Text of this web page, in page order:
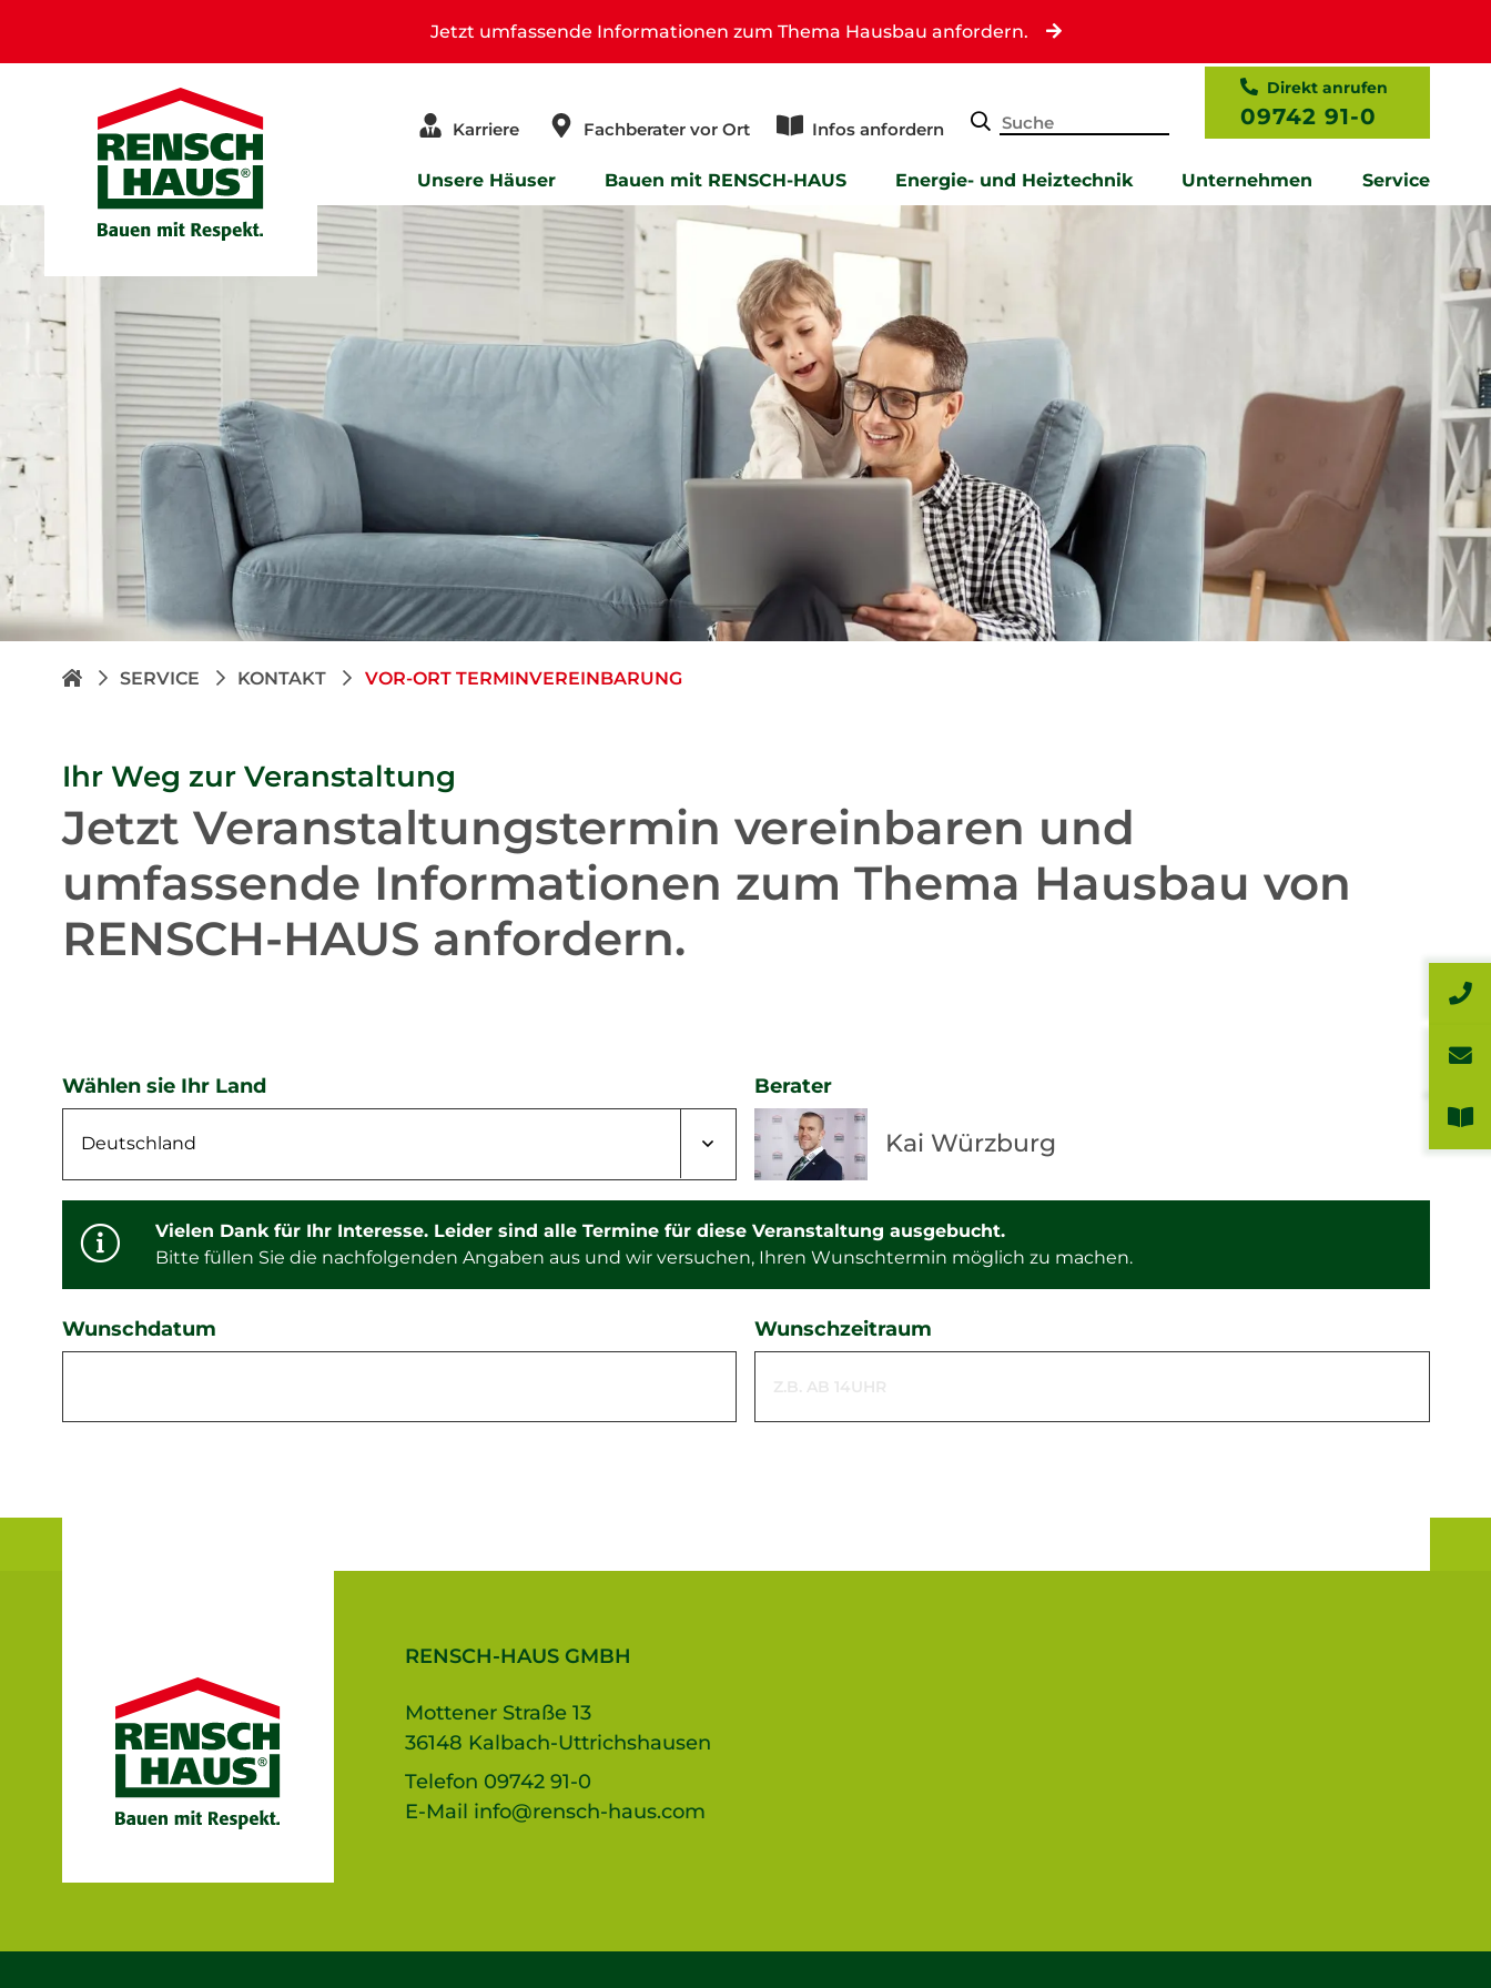
Jetzt umfassende Informationen zum Thema Hausbau anfordern.
Karriere Fachberater vor Ort Infos anfordern
Direkt anrufen
09742 91-0
Unsere Häuser Bauen mit RENSCH-HAUS Energie- und Heiztechnik Unternehmen Service
SERVICE KONTAKT VOR-ORT TERMINVEREINBARUNG
Ihr Weg zur Veranstaltung
Jetzt Veranstaltungstermin vereinbaren und
umfassende Informationen zum Thema Hausbau von
RENSCH-HAUS anfordern.
Wählen sie Ihr Land Berater
Kai Würzburg
Vielen Dank für Ihr Interesse. Leider sind alle Termine für diese Veranstaltung ausgebucht.
Bitte füllen Sie die nachfolgenden Angaben aus und wir versuchen, Ihren Wunschtermin möglich zu machen.
Wunschdatum Wunschzeitraum
RENSCH-HAUS GMBH
Mottener Straße 13
36148 Kalbach-Uttrichshausen
Telefon 09742 91-0
E-Mail info@rensch-haus.com